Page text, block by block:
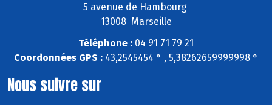
5 avenue de Hambourg
13008 Marseille
Téléphone : 04 91 71 79 21
Coordonnées GPS : 43,2545454 ° , 5,38262659999998 °
Nous suivre sur